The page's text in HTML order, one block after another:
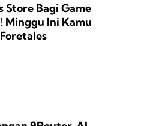
Store Bagi Game
Minggu Ini Kamu